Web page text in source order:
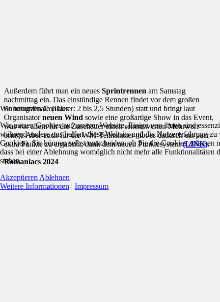
Außerdem führt man ein neues Sprintrennen am Samstag
nachmittag ein. Das einstündige Rennen findet vor dem großen
Sonntagsfinale (Dauer: 2 bis 2,5 Stunden) statt und bringt laut
Organisatorneuen Wind sowie eine großartige Show in das Event,
was vor allem für die Zuschauer einen sehenswerten Mehrwert
bringt. Aber auch für die WM-Teilnehmer gibt es dadurch ein paar
extra Punkte zu ergattern, dank dem neuen Punktesystem(LINK).
Romaniacs 2024
Wir benutzen Cookies
Wir nutzen Cookies auf unserer Website. Einige von ihnen sind
während andere uns helfen, diese Website und die Nutzererfahrung zu
Cookies). Sie können selbst entscheiden, ob Sie die Cookies zulassen
dass bei einer Ablehnung womöglich nicht mehr alle Funktionalitäten
stehen.
Akzeptieren Ablehnen
Weitere Informationen | Impressum